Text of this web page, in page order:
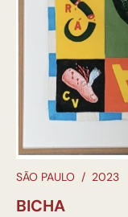
SÃO PAULO / 2023
BICHA